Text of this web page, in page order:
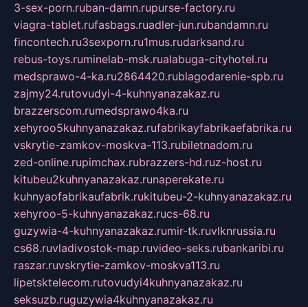
3-sex-porn.ruban-damn.rupurse-factory.ru
viagra-tablet.rufasbags.ruadler-jun.rubandamn.ru
fincontech.ru3sexporn.ru1mus.rudarksand.ru
rebus-toys.ruminelab-msk.rualabuga-cityhotel.ru
medsprawo-4-ka.ru2864420.rublagodarenie-spb.ru
zajmy24.rutovudyi-4-kuhnyanazakaz.ru
brazzerscom.rumedsprawo4ka.ru
xehyroo5kuhnyanazakaz.rufabrikayfabrikaefabrika.ru
vskrytie-zamkov-moskva-113.rubiletnadom.ru
zed-online.rupimchax.rubrazzers-hd.ruz-host.ru
kitubeu2kuhnyanazakaz.runaperekate.ru
kuhnyaofabrikaufabrik.rukitubeu-2-kuhnyanazakaz.ru
xehyroo-5-kuhnyanazakaz.rucs-68.ru
guzywia-4-kuhnyanazakaz.rumir-tk.ruvlknrussia.ru
cs68.ruvladivostok-map.ruvideo-seks.rubankaribi.ru
raszar.ruvskrytie-zamkov-moskva113.ru
lipetsktelecom.rutovudyi4kuhnyanazakaz.ru
seksuzb.ruguzywia4kuhnyanazakaz.ru